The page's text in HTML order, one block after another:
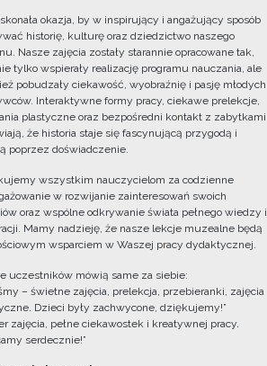
okazja, by w inspirujący i angażujący sposób
historię, kulturę oraz dziedzictwo naszego
Nasze zajęcia zostały starannie opracowane tak,
tylko wspierały realizację programu nauczania, ale
pobudzały ciekawość, wyobraźnię i pasję młodych
Interaktywne formy pracy, ciekawe prelekcje,
plastyczne oraz bezpośredni kontakt z zabytkami
że historia staje się fascynującą przygodą i
poprzez doświadczenie.
wszystkim nauczycielom za codzienne
w rozwijanie zainteresowań swoich
oraz wspólne odkrywanie świata pełnego wiedzy i
Mamy nadzieję, że nasze lekcje muzealne będą
wsparciem w Waszej pracy dydaktycznej.
uczestników mówią same za siebie:
– świetne zajęcia, prelekcja, przebieranki, zajęcia
Dzieci były zachwycone, dziękujemy!”
zajęcia, pełne ciekawostek i kreatywnej pracy.
serdecznie!”